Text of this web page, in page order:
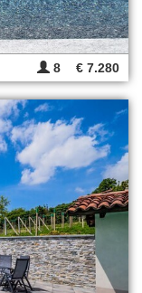
8 € 7.280